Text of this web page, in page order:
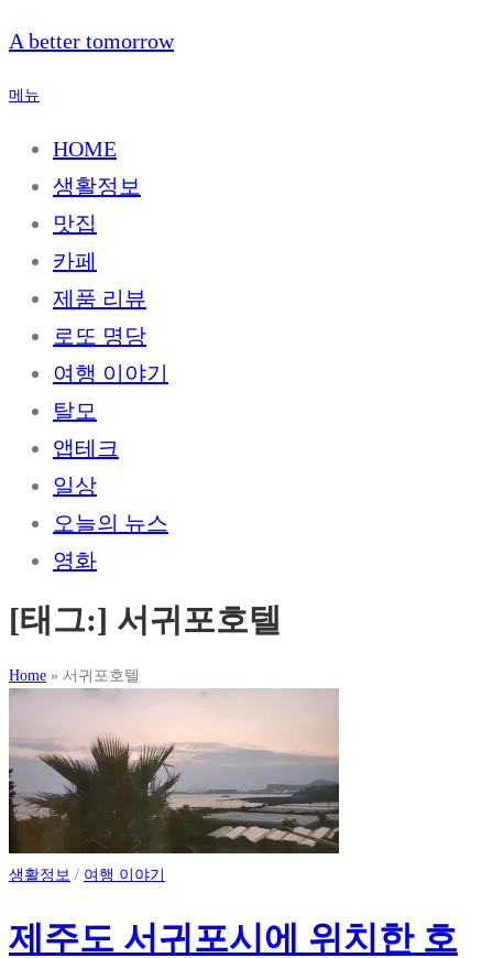
내
으
A better tomorrow
메뉴
HOME
생활정보
맛집
카페
제품 리뷰
로또 명당
여행 이야기
탈모
앱테크
일상
오늘의 뉴스
영화
[태그:] 서귀포호텔
Home » 서귀포호텔
생활정보 / 여행 이야기
제주도 서귀포시에 위치한 호